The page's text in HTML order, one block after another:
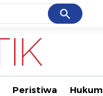
Cancel
Peristiwa Hukum